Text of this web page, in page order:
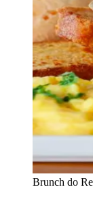
Brunch do